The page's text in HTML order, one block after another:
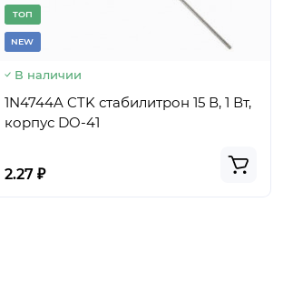
TОП
NEW
В наличии
1N4744A CTK стабилитрон 15 В, 1 Вт,
корпус DO-41
2.27 ₽